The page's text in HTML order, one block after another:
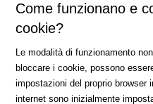
Come funzionano e
cookie?
Le modalità di funzionamento
bloccare i cookie, possono
impostazioni del proprio browser
internet sono inizialmente